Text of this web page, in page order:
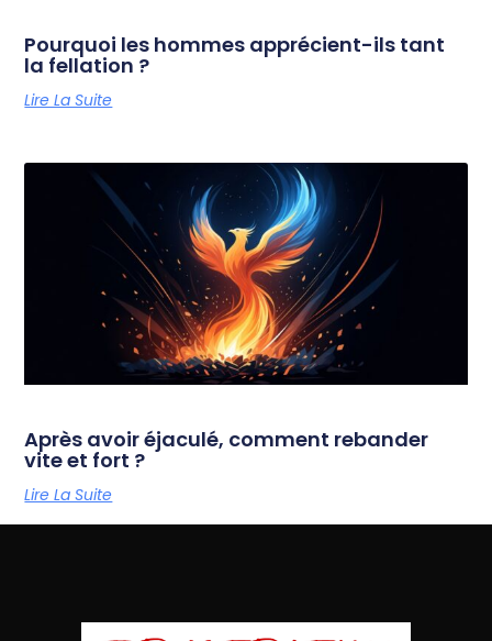
Pourquoi les hommes apprécient-ils tant
la fellation ?
Lire La Suite
Après avoir éjaculé, comment rebander
vite et fort ?
Lire La Suite